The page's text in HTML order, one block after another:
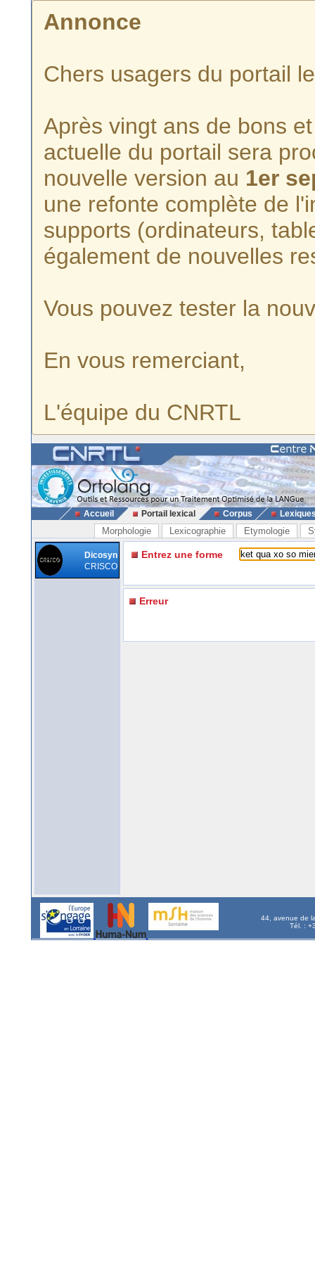
Annonce
Chers usagers du portail
Après vingt ans de bons
actuelle du portail sera
nouvelle version au 1er
une refonte complète de
supports (ordinateurs,
également de nouvelles
Vous pouvez tester la
En vous remerciant,
L'équipe du CNRTL
Accueil Portail lexical Corpus
Morphologie Lexicographie Etymologie
Dicosyn
CRISCO
Entrez une forme
Erreur
44, avenue de
Tél. :